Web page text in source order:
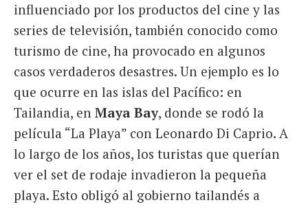
influenciado por los productos del cine y las
series de televisión, también conocido como
turismo de cine, ha provocado en algunos
casos verdaderos desastres. Un ejemplo es lo
que ocurre en las islas del Pacífico: en
Tailandia, en Maya Bay, donde se rodó la
película “La Playa” con Leonardo Di Caprio. A
lo largo de los años, los turistas que querían
ver el set de rodaje invadieron la pequeña
playa. Esto obligó al gobierno tailandés a